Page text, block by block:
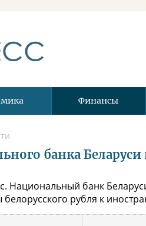
Финансы
банка Беларуси
банк
рубля к